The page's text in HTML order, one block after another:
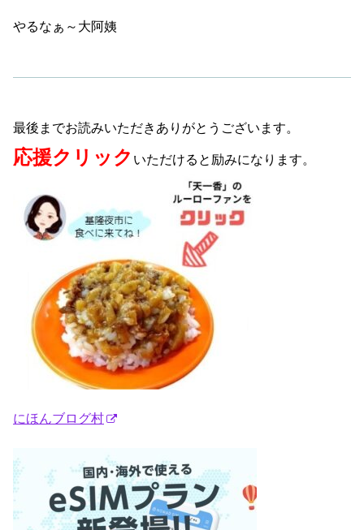
やるなぁ～大阿姨
最後までお読みいただきありがとうございます。
応援クリック いただけると励みになります。
にほんブログ村